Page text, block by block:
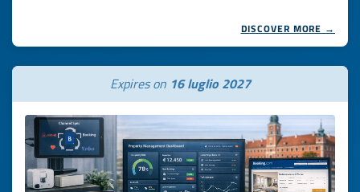
DISCOVER MORE →
Expires on 16 luglio 2027